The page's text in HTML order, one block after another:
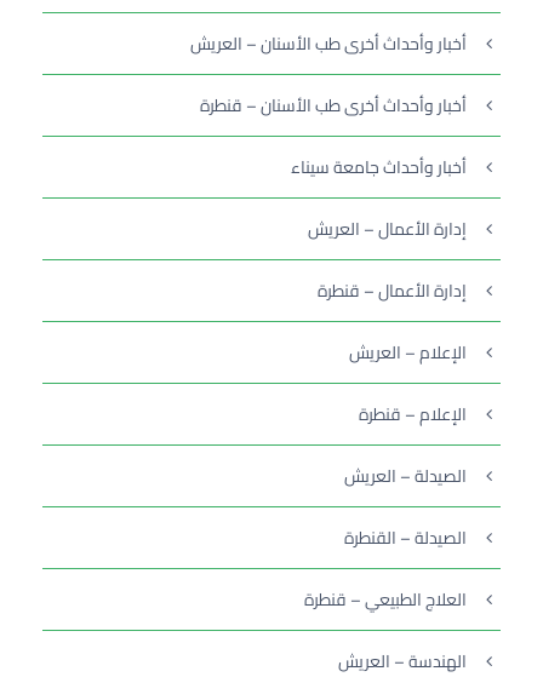
أخبار وأحداث أخرى طب الأسنان – العريش
أخبار وأحداث أخرى طب الأسنان – قنطرة
أخبار وأحداث جامعة سيناء
إدارة الأعمال – العريش
إدارة الأعمال – قنطرة
الإعلام – العريش
الإعلام – قنطرة
الصيدلة – العريش
الصيدلة – القنطرة
العلاج الطبيعي – قنطرة
الهندسة – العريش